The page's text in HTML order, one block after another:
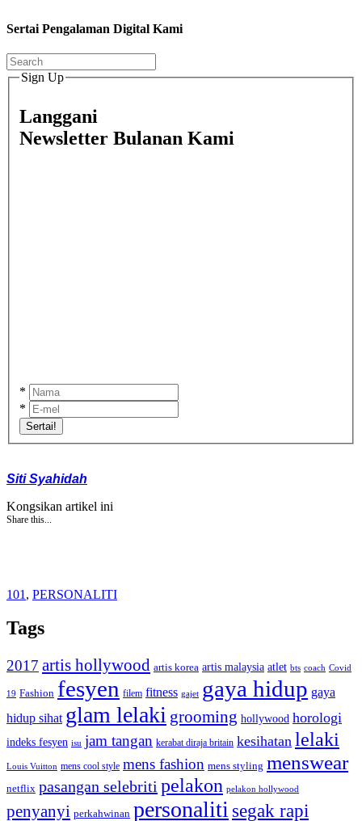
Sertai Pengalaman Digital Kami
Sign Up
Langgani
Newsletter Bulanan Kami
*
*
Sertai!
Siti Syahidah
Kongsikan artikel ini
Share this...
101 , PERSONALITI
Tags
2017 artis hollywood artis korea artis malaysia atlet bts coach Covid
19 Fashion fesyen filem fitness gajet gaya hidup gaya
hidup sihat glam lelaki grooming hollywood horologi
indeks fesyen isu jam tangan kerabat diraja britain kesihatan lelaki
Louis Vuitton mens cool style mens fashion mens styling menswear
netflix pasangan selebriti pelakon pelakon hollywood
penyanyi perkahwinan personalitisegak rapi